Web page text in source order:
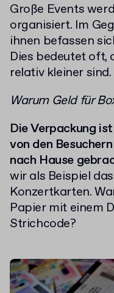
Große Events
organisiert. Im
ihnen befassen
Dies bedeutet oft,
relativ kleiner sind.
Warum Geld für
Die Verpackung
von den
nach Hause
wir als Beispiel
Konzertkarten.
Papier mit einem
Strichcode?